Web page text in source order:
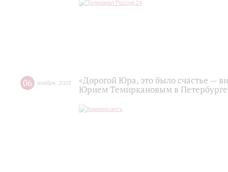
06 ноября 2023
«Дорогой Юра, это было счастье —
Юрием Темиркановым в Петербурге